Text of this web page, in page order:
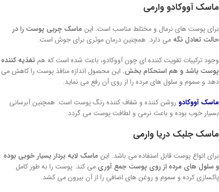
ماسک آووکادو وارمی
برای پوست های نرمال و مختلط مناسب است. این ماسک چربی پوست را در
حالت تعادل نگه می دارد. همچنین درمان موثری برای جوش است.
وجود ترکیبات تقویت کننده ای چون آووکادو، باعث شده است که هم تغذیه کننده
پوست باشد و هم استحکام بخش. این محصول اندازه منافذ پوست را کاهش می
دهد و سموم و سلول های مرده را از روی آن رفع می نماید.
ماسک آووکادو روشن کننده و شفاف کننده رنگ پوست است. همچنین آبرسانی
بسیار خوب بوده و باعث نرمی و لطافت پوست می گردد.
ماسک جلبک دریا وارمی
برای انواع پوست قابل استفاده می باشد. این ماسک لایه بردار بسیار خوبی بوده
و سلول های مرده از روی پوست جمع آوری می کند. پوست را به طور کامل
پاکسازی کرده و سموم و روغن های اضافی را از آن بیرون می کشد.